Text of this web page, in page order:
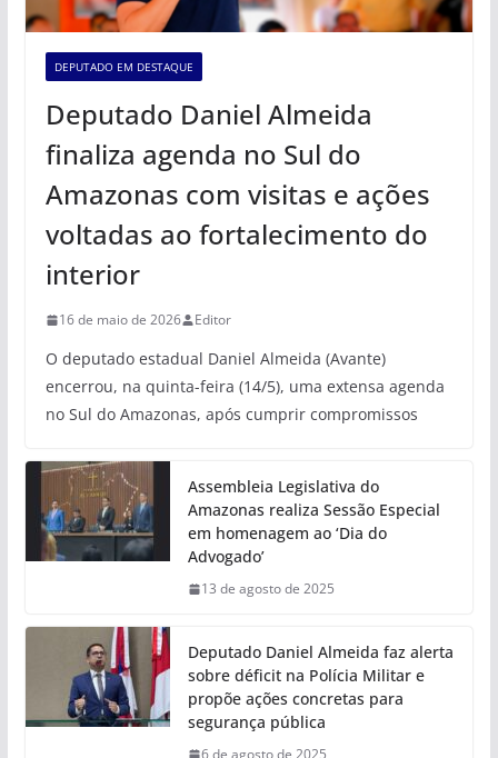
DEPUTADO EM DESTAQUE
Deputado Daniel Almeida
finaliza agenda no Sul do
Amazonas com visitas e ações
voltadas ao fortalecimento do
interior
16 de maio de 2026 Editor
O deputado estadual Daniel Almeida (Avante)
encerrou, na quinta-feira (14/5), uma extensa agenda
no Sul do Amazonas, após cumprir compromissos
Assembleia Legislativa do
Amazonas realiza Sessão Especial
em homenagem ao ‘Dia do
Advogado’
13 de agosto de 2025
Deputado Daniel Almeida faz alerta
sobre déficit na Polícia Militar e
propõe ações concretas para
segurança pública
6 de agosto de 2025